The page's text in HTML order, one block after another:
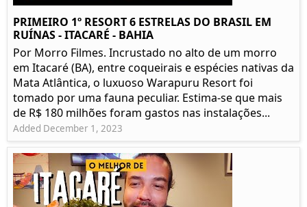
PRIMEIRO 1º RESORT 6 ESTRELAS DO BRASIL EM
RUÍNAS - ITACARÉ - BAHIA
Por Morro Filmes. Incrustado no alto de um morro
em Itacaré (BA), entre coqueirais e espécies nativas da
Mata Atlântica, o luxuoso Warapuru Resort foi
tomado por uma fauna peculiar. Estima-se que mais
de R$ 180 milhões foram gastos nas instalações...
Added December 1, 2023